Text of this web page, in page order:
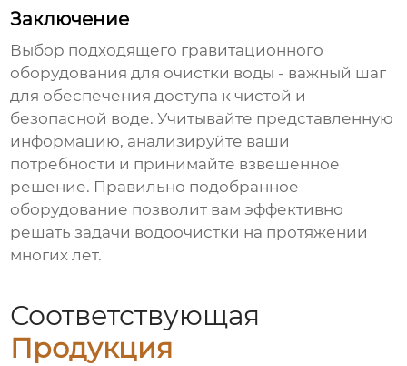
Заключение
Выбор подходящего гравитационного
оборудования для очистки воды - важный шаг
для обеспечения доступа к чистой и
безопасной воде. Учитывайте представленную
информацию, анализируйте ваши
потребности и принимайте взвешенное
решение. Правильно подобранное
оборудование позволит вам эффективно
решать задачи водоочистки на протяжении
многих лет.
Соответствующая
Продукция